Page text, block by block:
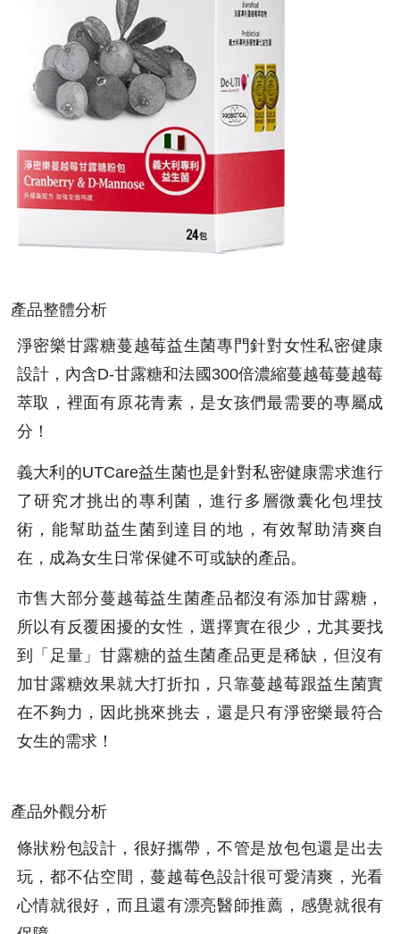
產品整體分析
淨密樂甘露糖蔓越莓益生菌專門針對女性私密健康
設計，內含D-甘露糖和法國300倍濃縮蔓越莓蔓越莓
萃取，裡面有原花青素，是女孩們最需要的專屬成
分！
義大利的UTCare益生菌也是針對私密健康需求進行
了研究才挑出的專利菌，進行多層微囊化包埋技
術，能幫助益生菌到達目的地，有效幫助清爽自
在，成為女生日常保健不可或缺的產品。
市售大部分蔓越莓益生菌產品都沒有添加甘露糖，
所以有反覆困擾的女性，選擇實在很少，尤其要找
到「足量」甘露糖的益生菌產品更是稀缺，但沒有
加甘露糖效果就大打折扣，只靠蔓越莓跟益生菌實
在不夠力，因此挑來挑去，還是只有淨密樂最符合
女生的需求！
產品外觀分析
條狀粉包設計，很好攜帶，不管是放包包還是出去
玩，都不佔空間，蔓越莓色設計很可愛清爽，光看
心情就很好，而且還有漂亮醫師推薦，感覺就很有